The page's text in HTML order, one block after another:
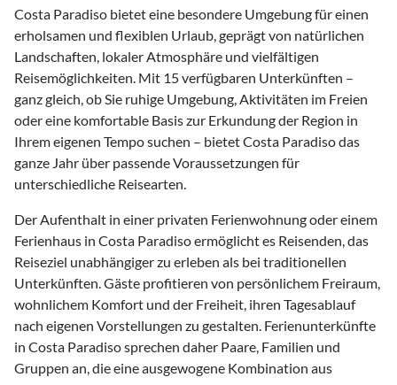
Costa Paradiso bietet eine besondere Umgebung für einen
erholsamen und flexiblen Urlaub, geprägt von natürlichen
Landschaften, lokaler Atmosphäre und vielfältigen
Reisemöglichkeiten. Mit 15 verfügbaren Unterkünften –
ganz gleich, ob Sie ruhige Umgebung, Aktivitäten im Freien
oder eine komfortable Basis zur Erkundung der Region in
Ihrem eigenen Tempo suchen – bietet Costa Paradiso das
ganze Jahr über passende Voraussetzungen für
unterschiedliche Reisearten.
Der Aufenthalt in einer privaten Ferienwohnung oder einem
Ferienhaus in Costa Paradiso ermöglicht es Reisenden, das
Reiseziel unabhängiger zu erleben als bei traditionellen
Unterkünften. Gäste profitieren von persönlichem Freiraum,
wohnlichem Komfort und der Freiheit, ihren Tagesablauf
nach eigenen Vorstellungen zu gestalten. Ferienunterkünfte
in Costa Paradiso sprechen daher Paare, Familien und
Gruppen an, die eine ausgewogene Kombination aus